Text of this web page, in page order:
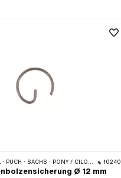
· BYE BIKE · ALPA CHOPPER / TURBO · CILO · DKW · FANTIC · GARELLI · HONDA · HERCULES · ILO / JLO · KREIDLER · MALAGUTI · MBK / MOTOBÉCANE · MIELE · SUZUKI · MONARK · PEUGEOT · VICTORIA · YAMAHA 10240
Ø 12 mm